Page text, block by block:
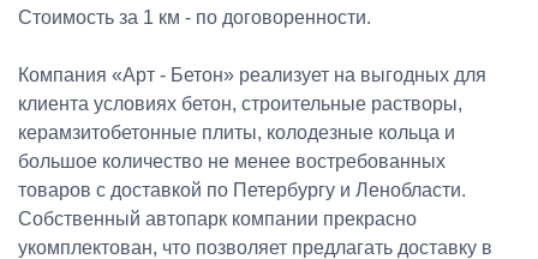
Стоимость за 1 км - по договоренности.
Компания «Арт - Бетон» реализует на выгодных для
клиента условиях бетон, строительные растворы,
керамзитобетонные плиты, колодезные кольца и
большое количество не менее востребованных
товаров с доставкой по Петербургу и Ленобласти.
Собственный автопарк компании прекрасно
укомплектован, что позволяет предлагать доставку в